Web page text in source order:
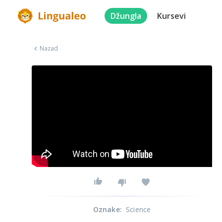
Džungla Kursevi
Nazad
Oznake: Science